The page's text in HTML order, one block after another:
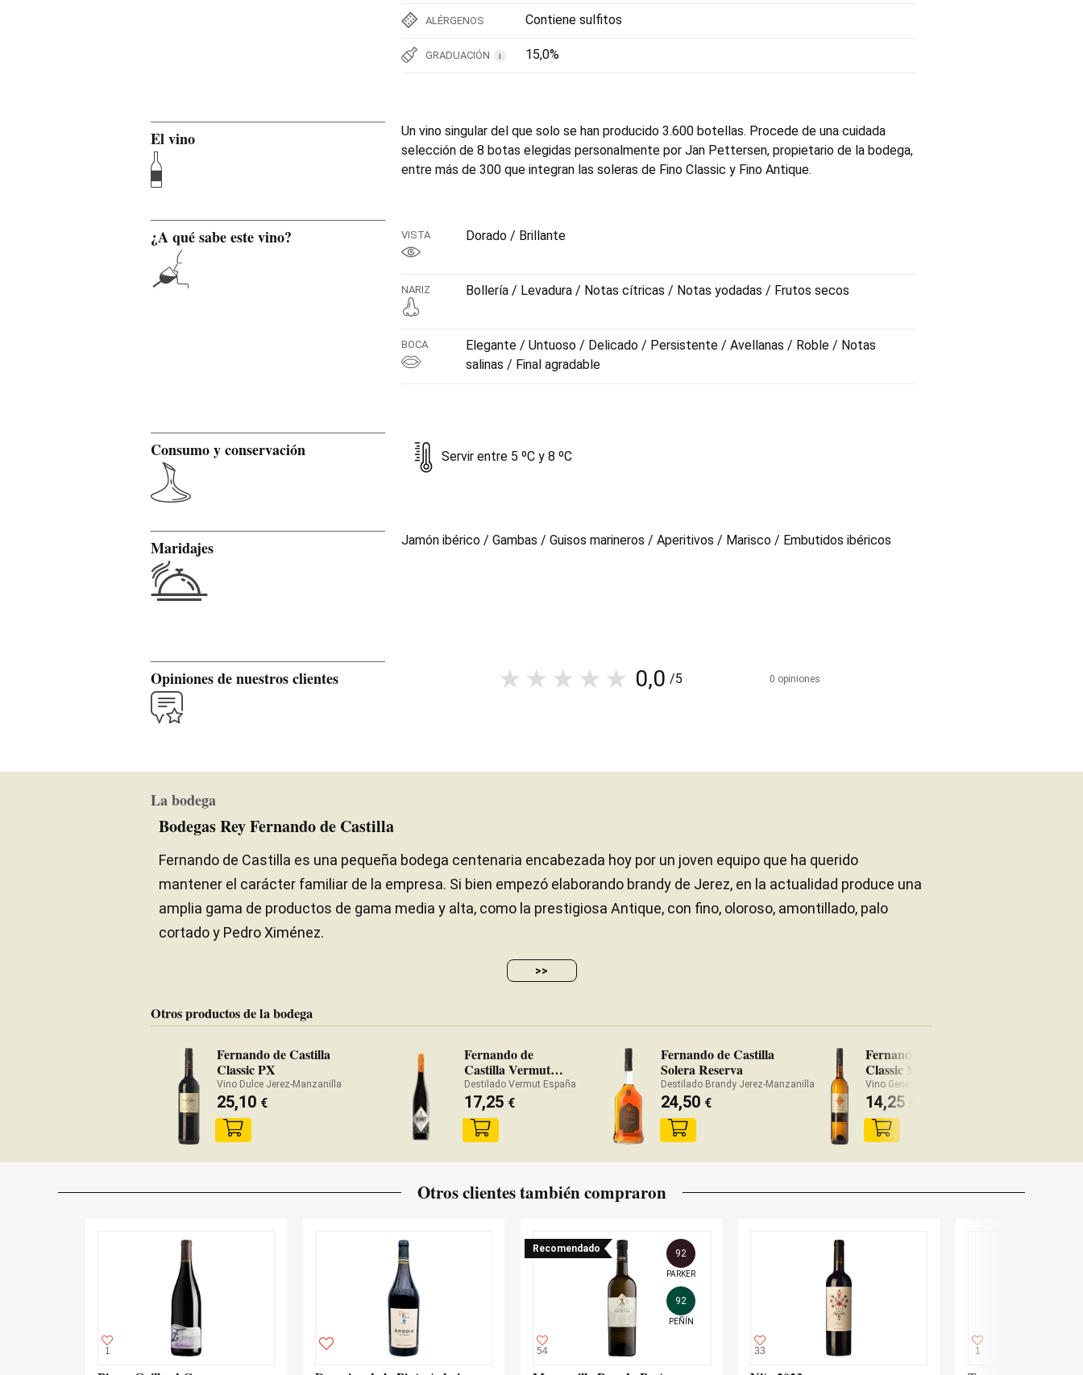
ALÉRGENOS Contiene sulfitos
GRADUACIÓN i 15,0%
El vino
Un vino singular del que solo se han producido 3.600 botellas. Procede de una cuidada
selección de 8 botas elegidas personalmente por Jan Pettersen, propietario de la bodega,
entre más de 300 que integran las soleras de Fino Classic y Fino Antique.
¿A qué sabe este vino? VISTA Dorado / Brillante
NARIZ Bollería / Levadura / Notas cítricas / Notas yodadas / Frutos secos
BOCA
Elegante / Untuoso / Delicado / Persistente / Avellanas / Roble / Notas
salinas / Final agradable
Consumo y conservación Servir entre 5 ºC y 8 ºC
Maridajes Jamón ibérico / Gambas / Guisos marineros / Aperitivos / Marisco / Embutidos ibéricos
Opiniones de nuestros clientes 0,0 /5 0 opiniones
La bodega
Bodegas Rey Fernando de Castilla
Fernando de Castilla es una pequeña bodega centenaria encabezada hoy por un joven equipo que ha querido
mantener el carácter familiar de la empresa. Si bien empezó elaborando brandy de Jerez, en la actualidad produce una
amplia gama de productos de gama media y alta, como la prestigiosa Antique, con fino, oloroso, amontillado, palo
cortado y Pedro Ximénez.
>>
Otros productos de la bodega
Fernando de Castilla
Classic PX
Vino Dulce Jerez-Manzanilla
25,10 €
Fernando de
Castilla Vermut
Rojo
Destilado Vermut España
17,25 €
Fernando de Castilla
Solera Reserva
Destilado Brandy Jerez-Manzanilla
24,50 €
Fernando de Castilla
Classic Manzanilla
14,25
Otros clientes también compraron
1
Recomendado
54
92
PARKER
92
PEÑÍN
33 1